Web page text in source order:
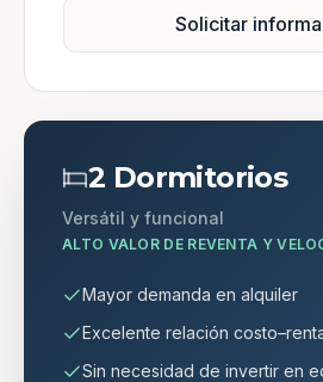
Solicitar
2 Dormitorios
Versátil y funcional
ALTO VALOR DE REVENTA Y
Mayor demanda en alquiler
Excelente relación
Sin necesidad de invertir en